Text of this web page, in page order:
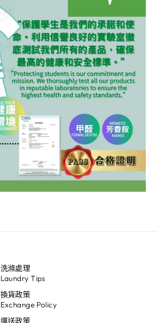
洗滌處理
Laundry Tips
換貨政策
Exchange Policy
運送政策